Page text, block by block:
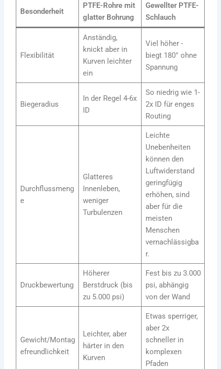
Besonderheit
PTFE-Rohre mit
glatter Bohrung
Gewellter PTFE-
Schlauch
Flexibilität
Anständig,
knickt aber in
Kurven leichter
ein
Viel höher -
biegt 180° ohne
Spannung
Biegeradius
In der Regel 4-6x
ID
So niedrig wie 1-
2x ID für enges
Routing
Durchflussmeng
e
Glatteres
Innenleben,
weniger
Turbulenzen
Leichte
Unebenheiten
können den
Luftwiderstand
geringfügig
erhöhen, sind
aber für die
meisten
Menschen
vernachlässigba
r.
Druckbewertung
Höherer
Berstdruck (bis
zu 5.000 psi)
Fest bis zu 3.000
psi, abhängig
von der Wand
Gewicht/Montag
efreundlichkeit
Leichter, aber
härter in den
Kurven
Etwas sperriger,
aber 2x
schneller in
komplexen
Pfaden